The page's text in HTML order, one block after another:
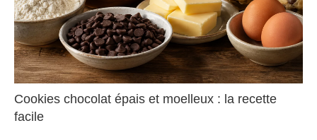
Cookies chocolat épais et moelleux : la recette
facile